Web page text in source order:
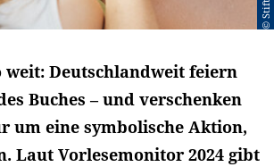
weit: Deutschlandweit feiern
Buches – und verschenken
um eine symbolische Aktion,
Laut Vorlesemonitor 2024 gibt